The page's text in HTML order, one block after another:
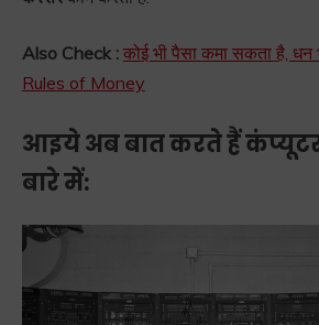
Also Check : कोई भी पैसा कमा सकता है, धन
Rules of Money
आइये अब बात करते हैं
बारे में: